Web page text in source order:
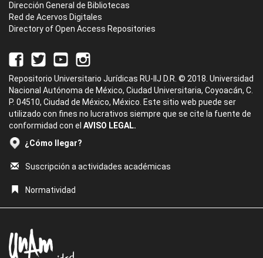
Dirección General de Bibliotecas
Red de Acervos Digitales
Directory of Open Access Repositories
Repositorio Universitario Jurídicas RU-IIJ D.R. © 2018. Universidad
Nacional Autónoma de México, Ciudad Universitaria, Coyoacán, C.
P. 04510, Ciudad de México, México. Este sitio web puede ser
utilizado con fines no lucrativos siempre que se cite la fuente de
conformidad con el AVISO LEGAL.
¿Cómo llegar?
Suscripción a actividades académicas
Normatividad